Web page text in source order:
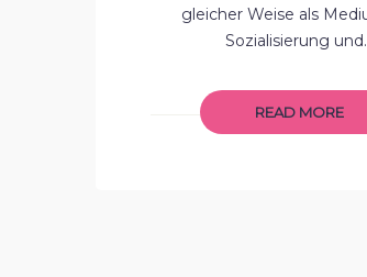
gleicher Weise als
Sozialisierung
READ MORE